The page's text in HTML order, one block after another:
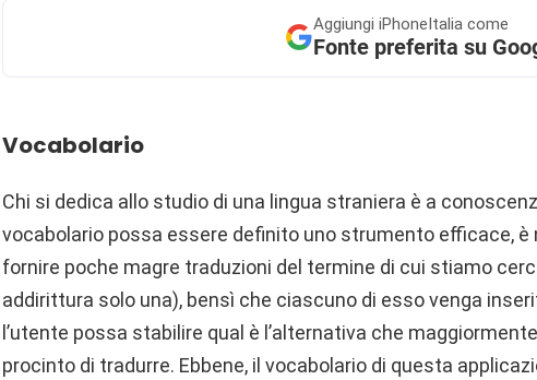
Aggiungi iPhoneItalia come
Fonte preferita su
Vocabolario
Chi si dedica allo studio di una lingua straniera è a
vocabolario possa essere definito uno strumento efficace,
fornire poche magre traduzioni del termine di cui stiamo
addirittura solo una), bensì che ciascuno di esso venga
l’utente possa stabilire qual è l’alternativa che
procinto di tradurre. Ebbene, il vocabolario di questa